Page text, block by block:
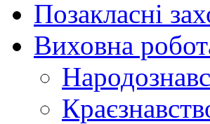
Позакласні
Виховна